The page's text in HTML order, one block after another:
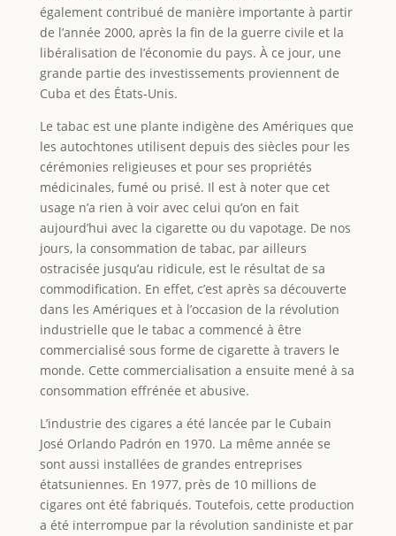
également contribué de manière importante à partir
de l’année 2000, après la fin de la guerre civile et la
libéralisation de l’économie du pays. À ce jour, une
grande partie des investissements proviennent de
Cuba et des États‑Unis.
Le tabac est une plante indigène des Amériques que
les autochtones utilisent depuis des siècles pour les
cérémonies religieuses et pour ses propriétés
médicinales, fumé ou prisé. Il est à noter que cet
usage n’a rien à voir avec celui qu’on en fait
aujourd’hui avec la cigarette ou du vapotage. De nos
jours, la consommation de tabac, par ailleurs
ostracisée jusqu’au ridicule, est le résultat de sa
commodification. En effet, c’est après sa découverte
dans les Amériques et à l’occasion de la révolution
industrielle que le tabac a commencé à être
commercialisé sous forme de cigarette à travers le
monde. Cette commercialisation a ensuite mené à sa
consommation effrénée et abusive.
L’industrie des cigares a été lancée par le Cubain
José Orlando Padrón en 1970. La même année se
sont aussi installées de grandes entreprises
étatsuniennes. En 1977, près de 10 millions de
cigares ont été fabriqués. Toutefois, cette production
a été interrompue par la révolution sandiniste et par